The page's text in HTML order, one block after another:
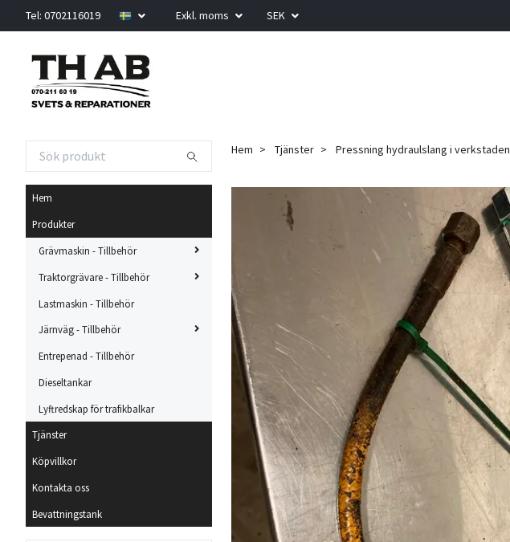
Tel: 0702116019 Exkl. moms SEK
Hem
Produkter
Grävmaskin - Tillbehör
Traktorgrävare - Tillbehör
Lastmaskin - Tillbehör
Järnväg - Tillbehör
Entrepenad - Tillbehör
Dieseltankar
Lyftredskap för trafikbalkar
Tjänster
Köpvillkor
Kontakta oss
Bevattningstank
Hem Tjänster Pressning hydraulslang i verkstaden